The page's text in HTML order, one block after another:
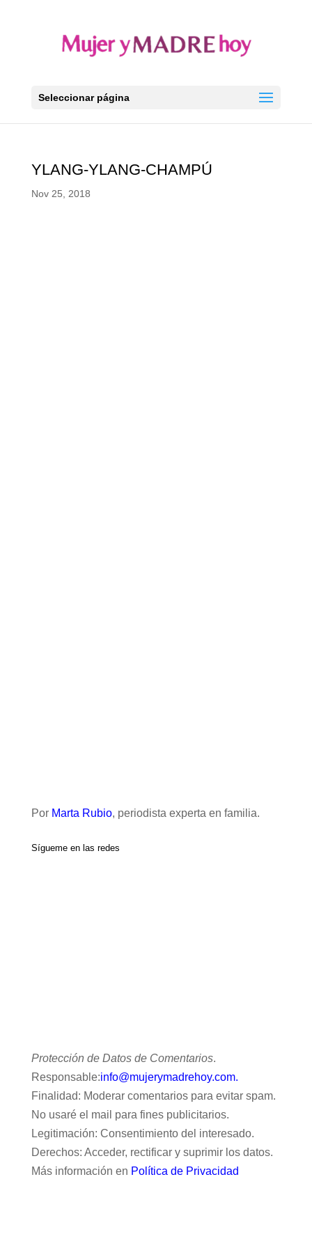
Seleccionar página
YLANG-YLANG-CHAMPÚ
Nov 25, 2018
Por Marta Rubio, periodista experta en familia.
Sígueme en las redes
Protección de Datos de Comentarios.
Responsable:info@mujerymadrehoy.com.
Finalidad: Moderar comentarios para evitar spam.
No usaré el mail para fines publicitarios.
Legitimación: Consentimiento del interesado.
Derechos: Acceder, rectificar y suprimir los datos.
Más información en Política de Privacidad